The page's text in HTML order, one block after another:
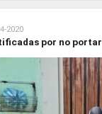
2020
por no